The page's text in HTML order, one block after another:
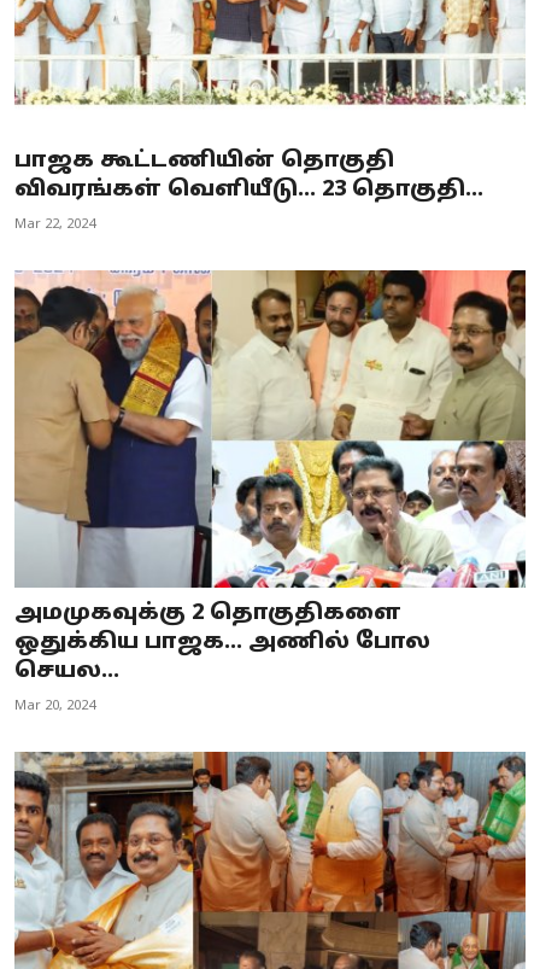
பாஜக கூட்டணியின் தொகுதி
விவரங்கள் வெளியீடு... 23 தொகுதி...
Mar 22, 2024
அமமுகவுக்கு 2 தொகுதிகளை
ஒதுக்கிய பாஜக... அணில் போல
செயல...
Mar 20, 2024